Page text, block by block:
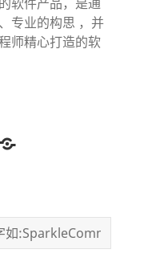
专业的构思 ，并
师精心打造的软